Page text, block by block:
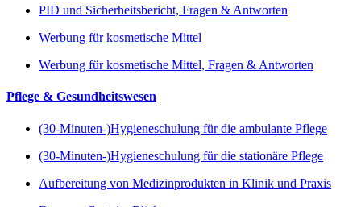
PID und Sicherheitsbericht, Fragen & Antworten
Werbung für kosmetische Mittel
Werbung für kosmetische Mittel, Fragen & Antworten
Pflege & Gesundheitswesen
(30-Minuten-)Hygieneschulung für die ambulante Pflege
(30-Minuten-)Hygieneschulung für die stationäre Pflege
Aufbereitung von Medizinprodukten in Klinik und Praxis